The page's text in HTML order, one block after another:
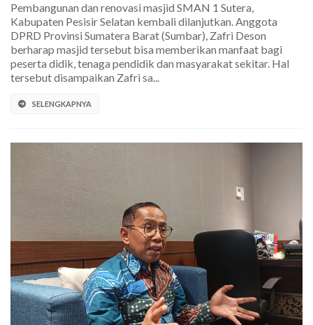
Pembangunan dan renovasi masjid SMAN 1 Sutera,
Kabupaten Pesisir Selatan kembali dilanjutkan. Anggota
DPRD Provinsi Sumatera Barat (Sumbar), Zafri Deson
berharap masjid tersebut bisa memberikan manfaat bagi
peserta didik, tenaga pendidik dan masyarakat sekitar. Hal
tersebut disampaikan Zafri sa...
SELENGKAPNYA